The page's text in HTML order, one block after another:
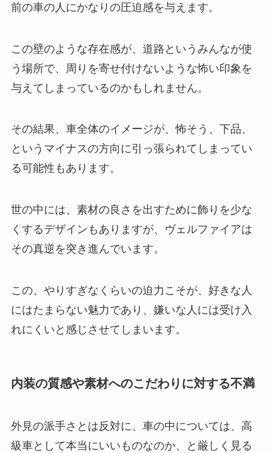
前の車の人にかなりの圧迫感を与えます。
この壁のような存在感が、道路というみんなが使
う場所で、周りを寄せ付けないような怖い印象を
与えてしまっているのかもしれません。
その結果、車全体のイメージが、怖そう、下品、
というマイナスの方向に引っ張られてしまってい
る可能性もあります。
世の中には、素材の良さを出すために飾りを少な
くするデザインもありますが、ヴェルファイアは
その真逆を突き進んでいます。
この、やりすぎなくらいの迫力こそが、好きな人
にはたまらない魅力であり、嫌いな人には受け入
れにくいと感じさせてしまいます。
内装の質感や素材へのこだわりに対する不満
外見の派手さとは反対に、車の中については、高
級車として本当にいいものなのか、と厳しく見る